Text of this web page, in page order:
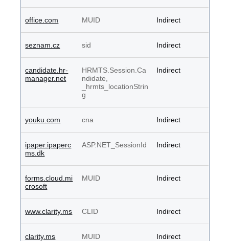
office.com MUID Indirect
seznam.cz sid Indirect
candidate.hr-
manager.net
HRMTS.Session.Ca
ndidate,
_hrmts_locationStrin
g
Indirect
youku.com cna Indirect
ipaper.ipaperc
ms.dk
ASP.NET_SessionId Indirect
forms.cloud.mi
crosoft
MUID Indirect
www.clarity.ms CLID Indirect
clarity.ms MUID Indirect